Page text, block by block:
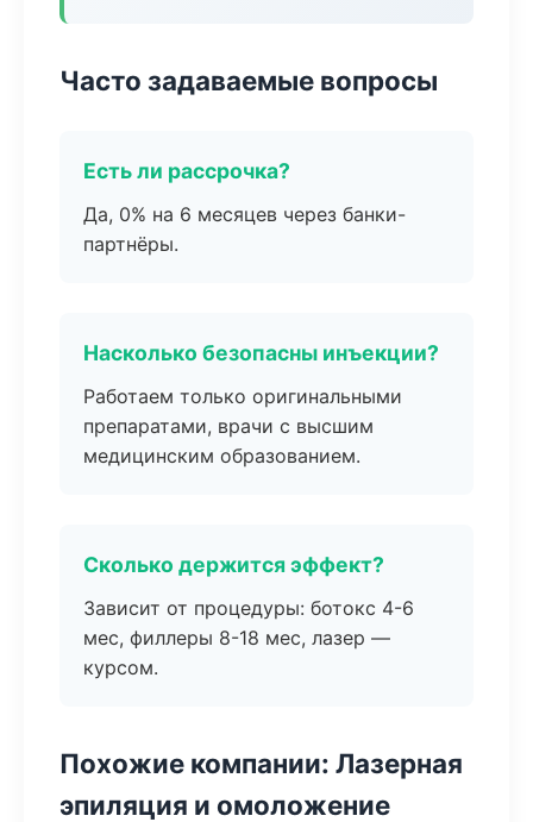
Часто задаваемые вопросы
Есть ли рассрочка?
Да, 0% на 6 месяцев через банки-
партнёры.
Насколько безопасны инъекции?
Работаем только оригинальными
препаратами, врачи с высшим
медицинским образованием.
Сколько держится эффект?
Зависит от процедуры: ботокс 4-6
мес, филлеры 8-18 мес, лазер —
курсом.
Похожие компании: Лазерная
эпиляция и омоложение